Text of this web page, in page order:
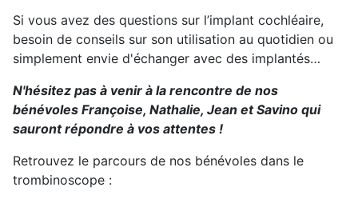
Si vous avez des questions sur l’implant cochléaire,
besoin de conseils sur son utilisation au quotidien ou
simplement envie d'échanger avec des implantés…
N'hésitez pas à venir à la rencontre de nos
bénévoles Françoise, Nathalie, Jean et Savino qui
sauront répondre à vos attentes !
Retrouvez le parcours de nos bénévoles dans le
trombinoscope :